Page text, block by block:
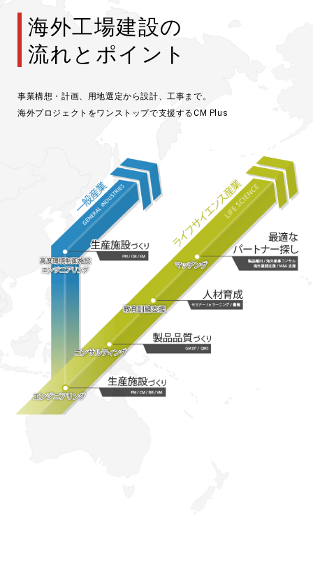
海外工場建設の
流れとポイント
事業構想・計画、用地選定から設計、工事まで。
海外プロジェクトをワンストップで支援するCM Plus